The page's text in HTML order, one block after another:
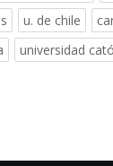
u. de chile
universidad